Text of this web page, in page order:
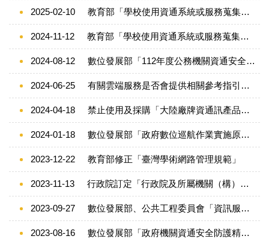
2025-02-10 教育部「學校使用資通系統或服務蒐集及使用個人資料指引」及「校園使用生物特徵辨識技術個人資料保護指引」
2024-11-12 教育部「學校使用資通系統或服務蒐集及使用個人資料之注意事項」
2024-08-12 數位發展部「112年度公務機關資通安全稽核作業共同發現事項」
2024-06-25 有關雲端服務是否會提供相關參考指引？且是否有相關限制
2024-04-18 禁止使用及採購「大陸廠牌資通訊產品」相關規定
2024-01-18 數位發展部「政府數位巡航作業實施原則」
2023-12-22 教育部修正「臺灣學術網路管理規範」
2023-11-13 行政院訂定「行政院及所屬機關（構）使用生成式AI參考指引」
2023-09-27 數位發展部、公共工程委員會「資訊服務採購作業指引」、「各類資訊(服務)採購之共通性資通安全基本要求參考一覽表」
2023-08-16 數位發展部「政府機關資通安全防護精進建議」